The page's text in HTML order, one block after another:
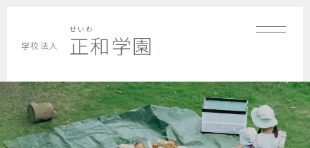
学校法人
せいわ
正和学園